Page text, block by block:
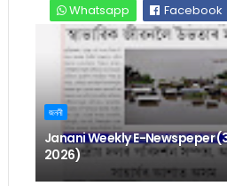
Whatsapp
Facebook
জননী
Janani Weekly E-Newspeper
2026)